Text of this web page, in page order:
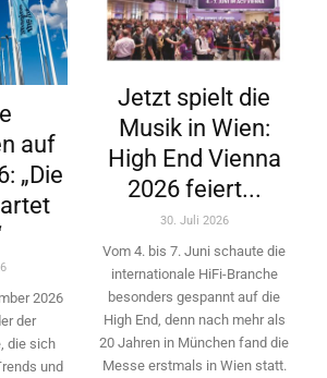
auf
„Die
2026
der
die sich
und
Jetzt spielt die
Musik in Wien:
High End Vienna
2026 feiert...
30. Juli 2026
Vom 4. bis 7. Juni schaute die
internationale HiFi-Branche
besonders gespannt auf die
High End, denn nach mehr als
20 Jahren in München fand die
Messe erstmals in Wien statt.